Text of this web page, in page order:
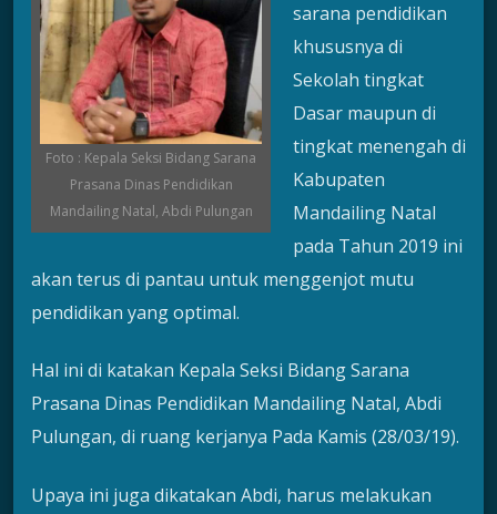
Foto : Kepala Seksi Bidang Sarana
Prasana Dinas Pendidikan
Mandailing Natal, Abdi Pulungan
sarana pendidikan
khususnya di
Sekolah tingkat
Dasar maupun di
tingkat menengah di
Kabupaten
Mandailing Natal
pada Tahun 2019 ini
akan terus di pantau untuk menggenjot mutu
pendidikan yang optimal.
Hal ini di katakan Kepala Seksi Bidang Sarana
Prasana Dinas Pendidikan Mandailing Natal, Abdi
Pulungan, di ruang kerjanya Pada Kamis (28/03/19).
Upaya ini juga dikatakan Abdi, harus melakukan